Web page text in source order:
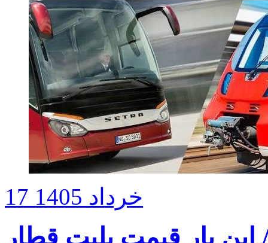
17 خرداد 1405